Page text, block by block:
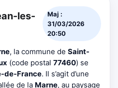
les-
Maj :
31/03/2026
20:50
, la commune de Saint-
(code postal 77460) se
de-France. Il s’agit d’une
de la Marne, au paysage